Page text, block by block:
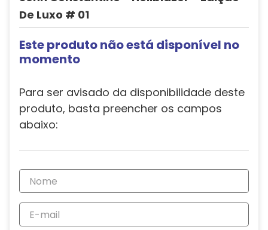
De Luxo # 01
Este produto não está disponível no
momento
Para ser avisado da disponibilidade deste
produto, basta preencher os campos
abaixo: